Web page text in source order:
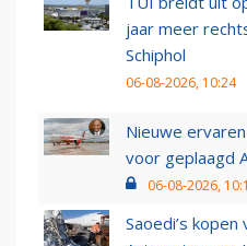
jaar meer
Schiphol
06-08-2026, 10:24
Nieuwe
voor geplaagd
06-08-2026,
Saoedi’s